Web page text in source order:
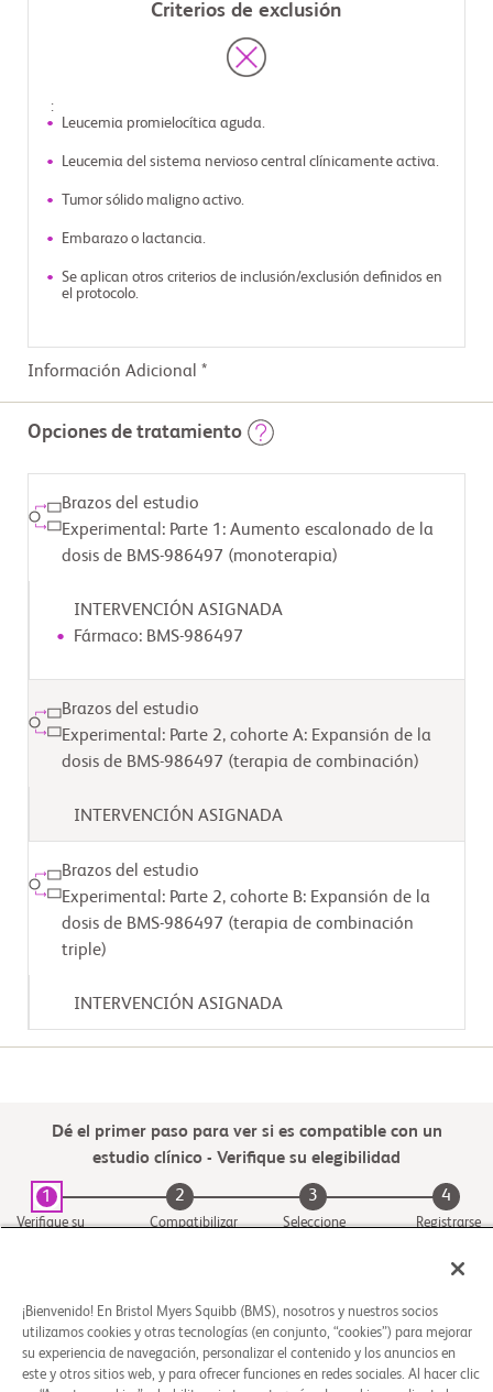
Criterios de exclusión
:
Leucemia promielocítica aguda.
Leucemia del sistema nervioso central clínicamente activa.
Tumor sólido maligno activo.
Embarazo o lactancia.
Se aplican otros criterios de inclusión/exclusión definidos en
el protocolo.
Información Adicional *
Opciones de tratamiento
Brazos del estudio
Experimental: Parte 1: Aumento escalonado de la
dosis de BMS-986497 (monoterapia)
INTERVENCIÓN ASIGNADA
Fármaco: BMS-986497
Brazos del estudio
Experimental: Parte 2, cohorte A: Expansión de la
dosis de BMS-986497 (terapia de combinación)
INTERVENCIÓN ASIGNADA
Brazos del estudio
Experimental: Parte 2, cohorte B: Expansión de la
dosis de BMS-986497 (terapia de combinación
triple)
INTERVENCIÓN ASIGNADA
Dé el primer paso para ver si es compatible con un
estudio clínico - Verifique su elegibilidad
1
Verifique su
2
Compatibilizar
3
Seleccione
4
Registrarse
¡Bienvenido! En Bristol Myers Squibb (BMS), nosotros y nuestros socios
utilizamos cookies y otras tecnologías (en conjunto, “cookies”) para mejorar
su experiencia de navegación, personalizar el contenido y los anuncios en
este y otros sitios web, y para ofrecer funciones en redes sociales. Al hacer clic